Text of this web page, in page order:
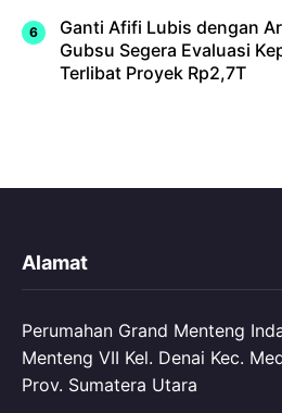
Ganti Afifi Lubis dengan
Gubsu Segera Evaluasi
Terlibat Proyek Rp2,7T
Alamat
Perumahan Grand Menteng
Menteng VII Kel. Denai Kec.
Prov. Sumatera Utara